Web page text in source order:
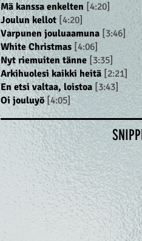
Mä kanssa enkelten [4:20]
Joulun kellot [4:20]
Varpunen jouluaamuna [3:46]
White Christmas [4:06]
Nyt riemuiten tänne [3:35]
Arkihuolesi kaikki heitä [2:21]
En etsi valtaa, loistoa [3:43]
Oi jouluyö [4:05]